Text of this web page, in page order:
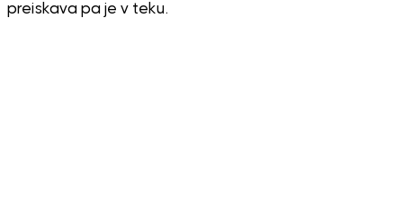
preiskava pa je v teku.